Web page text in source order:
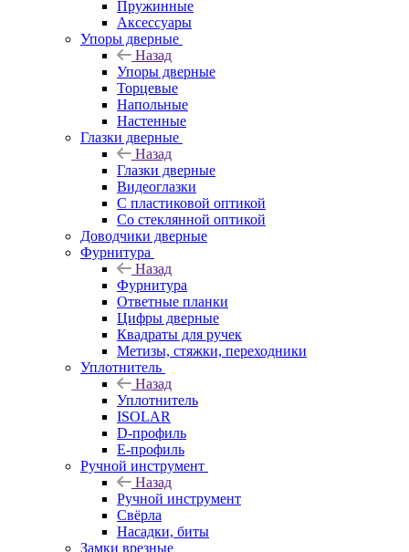
Пружинные
Аксессуары
Упоры дверные
Назад
Упоры дверные
Торцевые
Напольные
Настенные
Глазки дверные
Назад
Глазки дверные
Видеоглазки
С пластиковой оптикой
Со стеклянной оптикой
Доводчики дверные
Фурнитура
Назад
Фурнитура
Ответные планки
Цифры дверные
Квадраты для ручек
Метизы, стяжки, переходники
Уплотнитель
Назад
Уплотнитель
ISOLAR
D-профиль
Е-профиль
Ручной инструмент
Назад
Ручной инструмент
Свёрла
Насадки, биты
Замки врезные